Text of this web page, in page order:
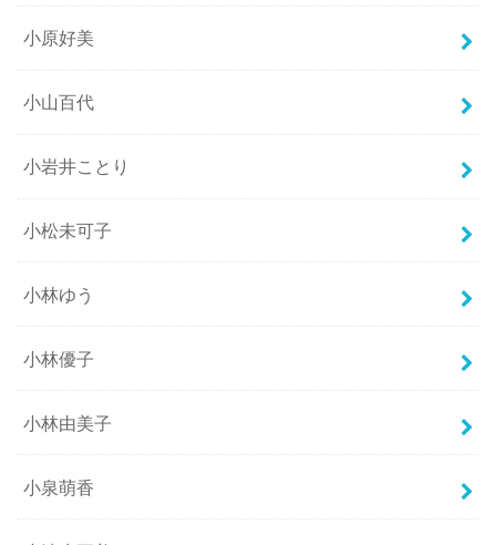
小原好美
小山百代
小岩井ことり
小松未可子
小林ゆう
小林優子
小林由美子
小泉萌香